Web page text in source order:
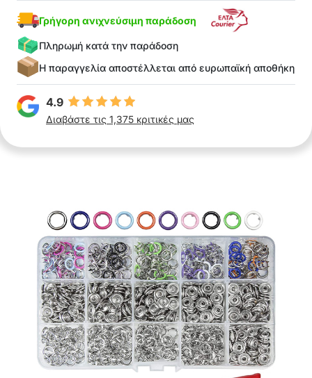
<liΠοιοτικά και ανοξείδωτα υλικά
Γρήγορη ανιχνεύσιμη παράδοση
Πληρωμή κατά την παράδοση
Η παραγγελία αποστέλλεται από ευρωπαϊκή αποθήκη
4.9
Διαβάστε τις 1,375 κριτικές μας